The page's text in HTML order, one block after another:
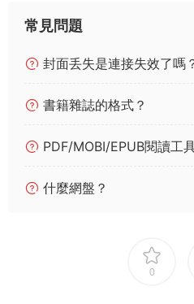
常見問題
封面丢失是連接失效了嗎
書籍雜誌的格式？
PDF/MOBI/EPUB閱讀工
什麼網盤？
0